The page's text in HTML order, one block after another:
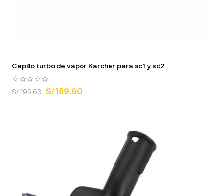
Cepillo turbo de vapor Karcher para sc1 y sc2
S/ 196.63 S/ 159.90